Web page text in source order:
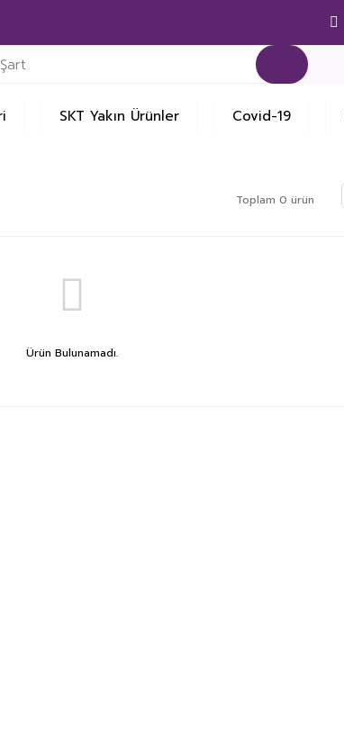
SKT Yakın Ürünler Covid-19
Toplam 0 ürün
Ürün Bulunamadı.